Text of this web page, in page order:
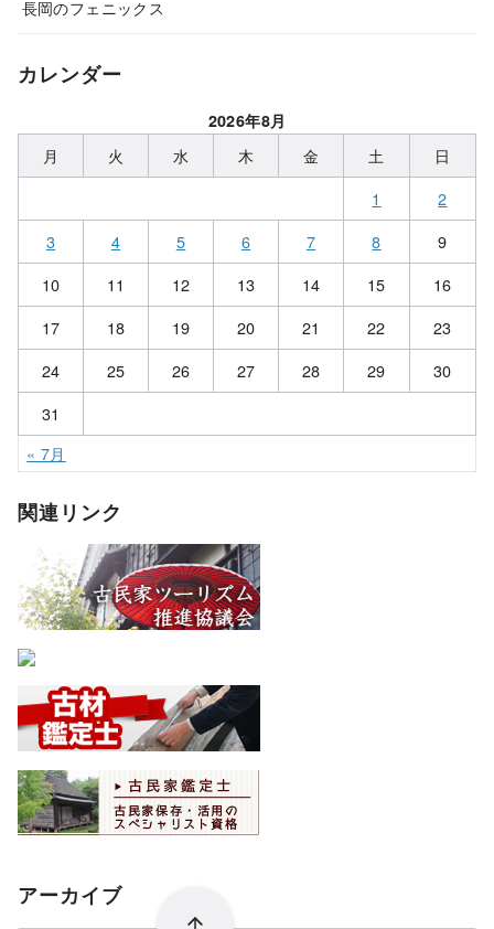
長岡のフェニックス
カレンダー
2026年8月
月 火 水 木 金 土
日
1
2
3
4 5 6 7 8
9
10
11 12 13 14 15
16
17
18 19 20 21 22
23
24
25 26 27 28 29
30
31
« 7月
関連リンク
アーカイブ